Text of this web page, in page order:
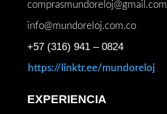
comprasmundoreloj@gmail.com
info@mundoreloj.com.co
+57 (316) 941 – 0824
https://linktr.ee/mundoreloj
EXPERIENCIA